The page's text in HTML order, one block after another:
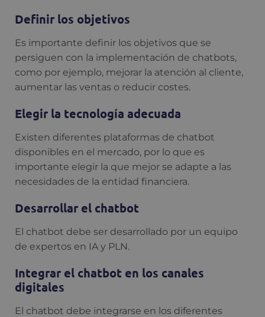
Definir los objetivos
Es importante definir los objetivos que se
persiguen con la implementación de chatbots,
como por ejemplo, mejorar la atención al cliente,
aumentar las ventas o reducir costes.
Elegir la tecnología adecuada
Existen diferentes plataformas de chatbot
disponibles en el mercado, por lo que es
importante elegir la que mejor se adapte a las
necesidades de la entidad financiera.
Desarrollar el chatbot
El chatbot debe ser desarrollado por un equipo
de expertos en IA y PLN.
Integrar el chatbot en los canales
digitales
El chatbot debe integrarse en los diferentes